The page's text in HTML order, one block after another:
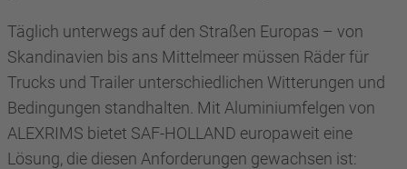
Täglich unterwegs auf den Straßen Europas – von
Skandinavien bis ans Mittelmeer müssen Räder für
Trucks und Trailer unterschiedlichen Witterungen und
Bedingungen standhalten. Mit Aluminiumfelgen von
ALEXRIMS bietet SAF-HOLLAND europaweit eine
Lösung, die diesen Anforderungen gewachsen ist: